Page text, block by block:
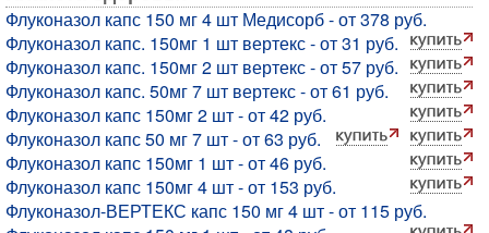
Флуконазол капс 150 мг 4 шт Медисорб - от 378 руб.
Флуконазол капс. 150мг 1 шт вертекс - от 31 руб.
Флуконазол капс. 150мг 2 шт вертекс - от 57 руб.
Флуконазол капс. 50мг 7 шт вертекс - от 61 руб.
Флуконазол капс 150мг 2 шт - от 42 руб.
Флуконазол капс 50 мг 7 шт - от 63 руб.
Флуконазол капс 150мг 1 шт - от 46 руб.
Флуконазол капс 150мг 4 шт - от 153 руб.
Флуконазол-ВЕРТЕКС капс 150 мг 4 шт - от 115 руб.